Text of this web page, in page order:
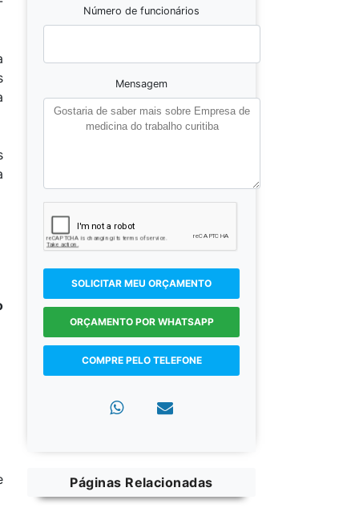
Número de funcionários
Mensagem
SOLICITAR MEU ORÇAMENTO
ORÇAMENTO POR WHATSAPP
COMPRE PELO TELEFONE
Páginas Relacionadas